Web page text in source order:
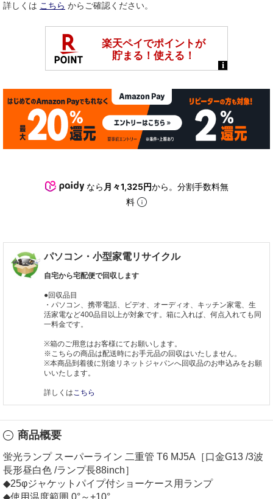
詳しくは こちら からご確認ください。
なら 月々1,325円から。分割手数料無
料
パソコン・小型家電リサイクル
自宅から宅配便で回収します
●回収品目
・パソコン、携帯電話、ビデオ、オーディオ、キッチン家電、生
活家電など400品目以上が対象です。箱に入れば、何点入れても同
一料金です。
※箱のご用意はお客様にてお願いします。
※こちらの商品は配送時にお手元品の回収はいたしません。
※本商品到着後に別途リネットジャパンへ回収品のお申込みをお願
いいたします。
詳しくはこちら
商品概要
蛍光ランプ スーパーライン 二重管 T6 MJ5A［口金G13 /3波
長形昼白色 /ランプ長88inch］
◆25φジャケットパイプ付ショーケース用ランプ
◆使用温度範囲 0°～+10°